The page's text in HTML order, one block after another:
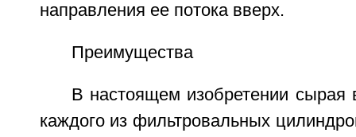
направления ее потока вверх.
Преимущества
В настоящем изобретении сырая
каждого из фильтровальных